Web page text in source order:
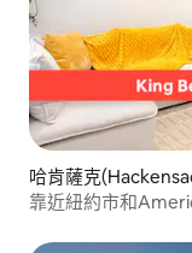
哈肯薩克
靠近紐約市和